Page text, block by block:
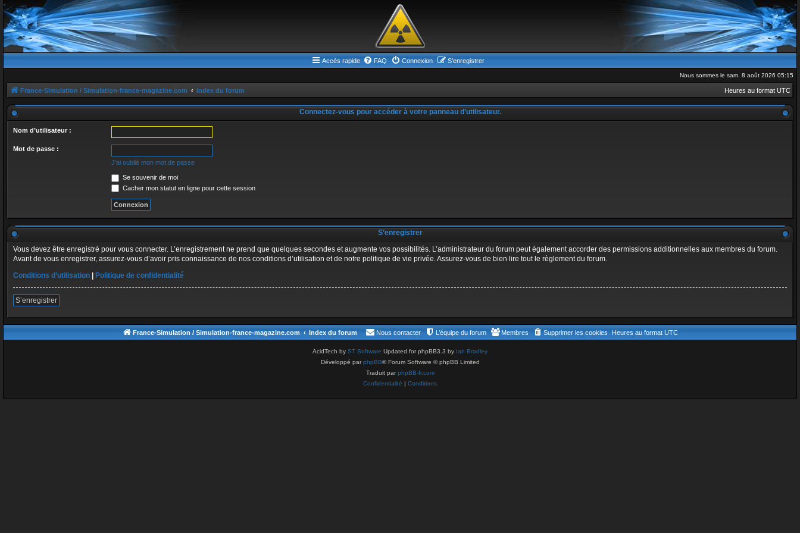
Accès rapide FAQ Connexion S’enregistrer
Nous sommes le sam. 8 août 2026 05:15
France-Simulation / Simulation-france-magazine.com Index du forum Heures au format UTC
Connectez-vous pour accéder à votre panneau d’utilisateur.
Nom d’utilisateur :
Mot de passe :
J’ai oublié mon mot de passe
Se souvenir de moi
Cacher mon statut en ligne pour cette session
S’enregistrer
Vous devez être enregistré pour vous connecter. L’enregistrement ne prend que quelques secondes et augmente vos possibilités. L’administrateur du forum peut également accorder des permissions additionnelles aux membres du forum.
Avant de vous enregistrer, assurez-vous d’avoir pris connaissance de nos conditions d’utilisation et de notre politique de vie privée. Assurez-vous de bien lire tout le règlement du forum.
Conditions d’utilisation
Politique de confidentialité
S’enregistrer
France-Simulation / Simulation-france-magazine.com Index du forum Heures au format UTC
Supprimer les cookies
Membres
L’équipe du forum
Nous contacter
AcidTech by ST Software Updated for phpBB3.3 by Ian Bradley
Développé parphpBB® Forum Software © phpBB Limited
Traduit parphpBB-fr.com
Confidentialité | Conditions